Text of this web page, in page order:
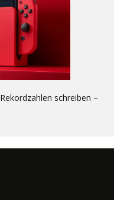
schreiben –